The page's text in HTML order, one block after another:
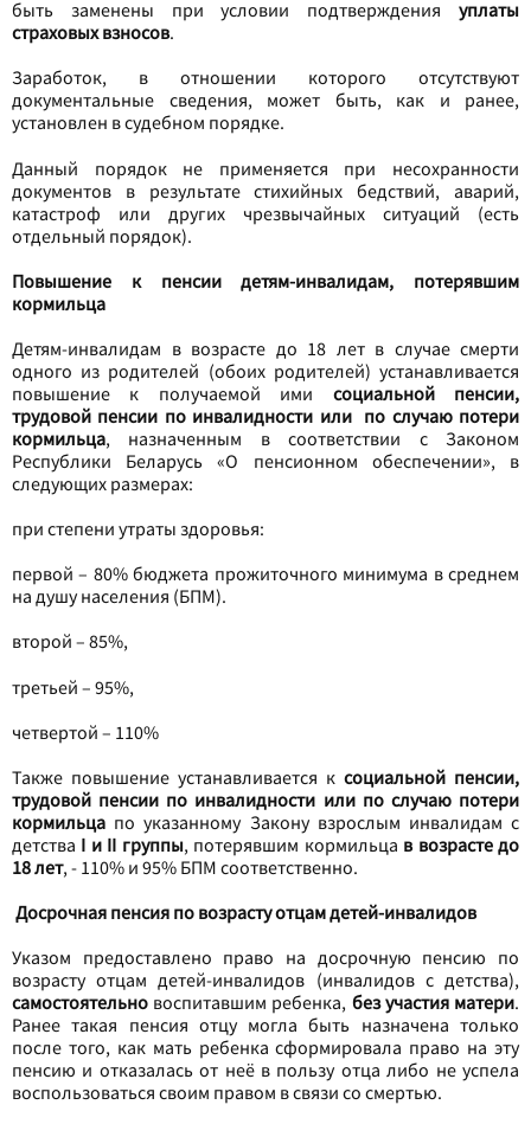
быть заменены при условии подтверждения уплаты
страховых взносов.
Заработок, в отношении которого отсутствуют
документальные сведения, может быть, как и ранее,
установлен в судебном порядке.
Данный порядок не применяется при несохранности
документов в результате стихийных бедствий, аварий,
катастроф или других чрезвычайных ситуаций (есть
отдельный порядок).
Повышение к пенсии детям-инвалидам, потерявшим
кормильца
Детям-инвалидам в возрасте до 18 лет в случае смерти
одного из родителей (обоих родителей) устанавливается
повышение к получаемой ими социальной пенсии,
трудовой пенсии по инвалидности или по случаю потери
кормильца, назначенным в соответствии с Законом
Республики Беларусь «О пенсионном обеспечении», в
следующих размерах:
при степени утраты здоровья:
первой – 80% бюджета прожиточного минимума в среднем
на душу населения (БПМ).
второй – 85%,
третьей – 95%,
четвертой – 110%
Также повышение устанавливается к социальной пенсии,
трудовой пенсии по инвалидности или по случаю потери
кормильца по указанному Закону взрослым инвалидам с
детства I и II группы, потерявшим кормильца в возрасте до
18 лет, - 110% и 95% БПМ соответственно.
Досрочная пенсия по возрасту отцам детей-инвалидов
Указом предоставлено право на досрочную пенсию по
возрасту отцам детей-инвалидов (инвалидов с детства),
самостоятельно воспитавшим ребенка, без участия матери.
Ранее такая пенсия отцу могла быть назначена только
после того, как мать ребенка сформировала право на эту
пенсию и отказалась от неё в пользу отца либо не успела
воспользоваться своим правом в связи со смертью.